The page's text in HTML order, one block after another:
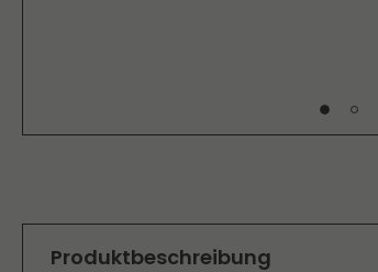
Produktbeschreibung